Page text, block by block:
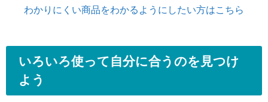
わかりにくい商品をわかるようにしたい方はこちら
いろいろ使って自分に合うのを見つけ
よう